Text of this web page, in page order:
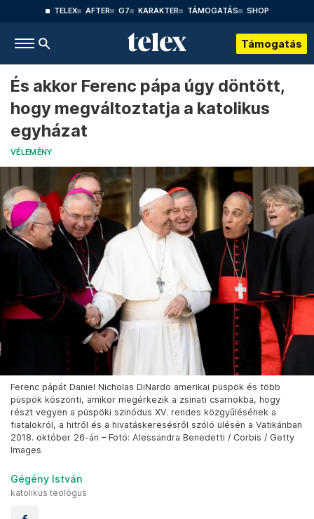
TELEX AFTER G7 KARAKTER TÁMOGATÁS SHOP
Támogatás
És akkor Ferenc pápa úgy döntött,
hogy megváltoztatja a katolikus
egyházat
VÉLEMÉNY
Ferenc pápát Daniel Nicholas DiNardo amerikai püspök és több
püspök köszönti, amikor megérkezik a zsinati csarnokba, hogy
részt vegyen a püspöki szinódus XV. rendes közgyűlésének a
fiatalokról, a hitről és a hivatáskeresésről szóló ülésén a Vatikánban
2018. október 26-án – Fotó: Alessandra Benedetti / Corbis / Getty
Images
Gégény István
katolikus teológus